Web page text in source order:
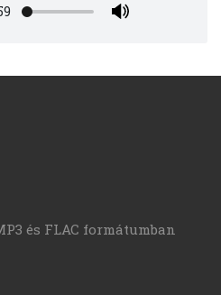
és FLAC formátumban